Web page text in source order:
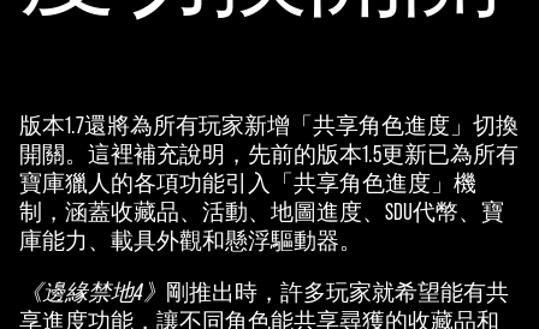
版本1.7還將為所有玩家新增「共享角色進度」切換
開關。這裡補充說明，先前的版本1.5更新已為所有
寶庫獵人的各項功能引入「共享角色進度」機
制，涵蓋收藏品、活動、地圖進度、SDU代幣、寶
庫能力、載具外觀和懸浮驅動器。
《邊緣禁地4》 剛推出時，許多玩家就希望能有共
享進度功能，讓不同角色能共享尋獲的收藏品和